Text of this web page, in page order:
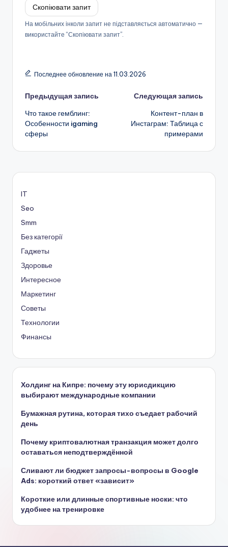
Скопіювати запит
На мобільних інколи запит не підставляється автоматично —
використайте “Скопіювати запит”.
Последнее обновление на 11.03.2026
Навигация
записи
Предыдущая запись
Что такое гемблинг:
Особенности igaming
сферы
Следующая запись
Контент-план в
Инстаграм: Таблица с
примерами
IT
Seo
Smm
Без категорії
Гаджеты
Здоровье
Интересное
Маркетинг
Советы
Технологии
Финансы
Холдинг на Кипре: почему эту юрисдикцию
выбирают международные компании
Бумажная рутина, которая тихо съедает рабочий
день
Почему криптовалютная транзакция может долго
оставаться неподтверждённой
Сливают ли бюджет запросы-вопросы в Google
Ads: короткий ответ «зависит»
Короткие или длинные спортивные носки: что
удобнее на тренировке